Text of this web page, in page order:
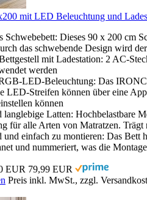
mit LED Beleuchtung und
Schwebebett: Dieses 90 x 200 cm
das schwebende Design wird
mit Ladestation: 2 AC-
werden
LED-Beleuchtung: Das
LED-Streifen können über eine
können
langlebige Latten: Hochbelastbare
für alle Arten von Matratzen.
und einfach zu montieren: Das Bett
und nummeriert, was die
EUR 79,99 EUR
Preis inkl. MwSt., zzgl.